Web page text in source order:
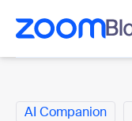
principale
di assistenza
AI Companion